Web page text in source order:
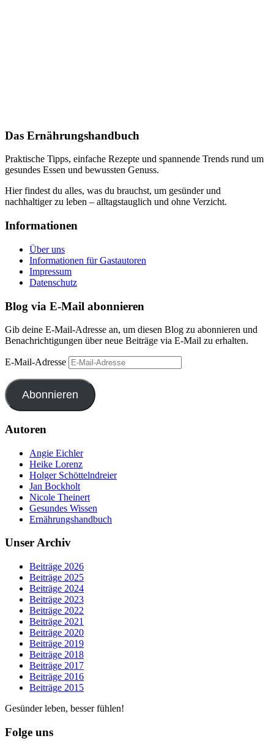
Das Ernährungshandbuch
Praktische Tipps, einfache Rezepte und spannende Trends rund um
gesundes Essen und bewussten Genuss.
Hier findest du alles, was du brauchst, um gesünder und
nachhaltiger zu leben – alltagstauglich und ohne Verzicht.
Informationen
Über uns
Informationen für Gastautoren
Impressum
Datenschutz
Blog via E-Mail abonnieren
Gib deine E-Mail-Adresse an, um diesen Blog zu abonnieren und
Benachrichtigungen über neue Beiträge via E-Mail zu erhalten.
E-Mail-Adresse
Abonnieren
Autoren
Angie Eichler
Heike Lorenz
Holger Schöttelndreier
Jan Bockholt
Nicole Theinert
Gesundes Wissen
Ernährungshandbuch
Unser Archiv
Beiträge 2026
Beiträge 2025
Beiträge 2024
Beiträge 2023
Beiträge 2022
Beiträge 2021
Beiträge 2020
Beiträge 2019
Beiträge 2018
Beiträge 2017
Beiträge 2016
Beiträge 2015
Gesünder leben, besser fühlen!
Folge uns